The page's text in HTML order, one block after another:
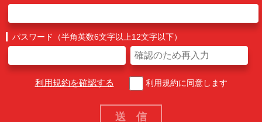
パスワード（半角英数6文字以上12文字以下）
利用規約を確認する 利用規約に同意します